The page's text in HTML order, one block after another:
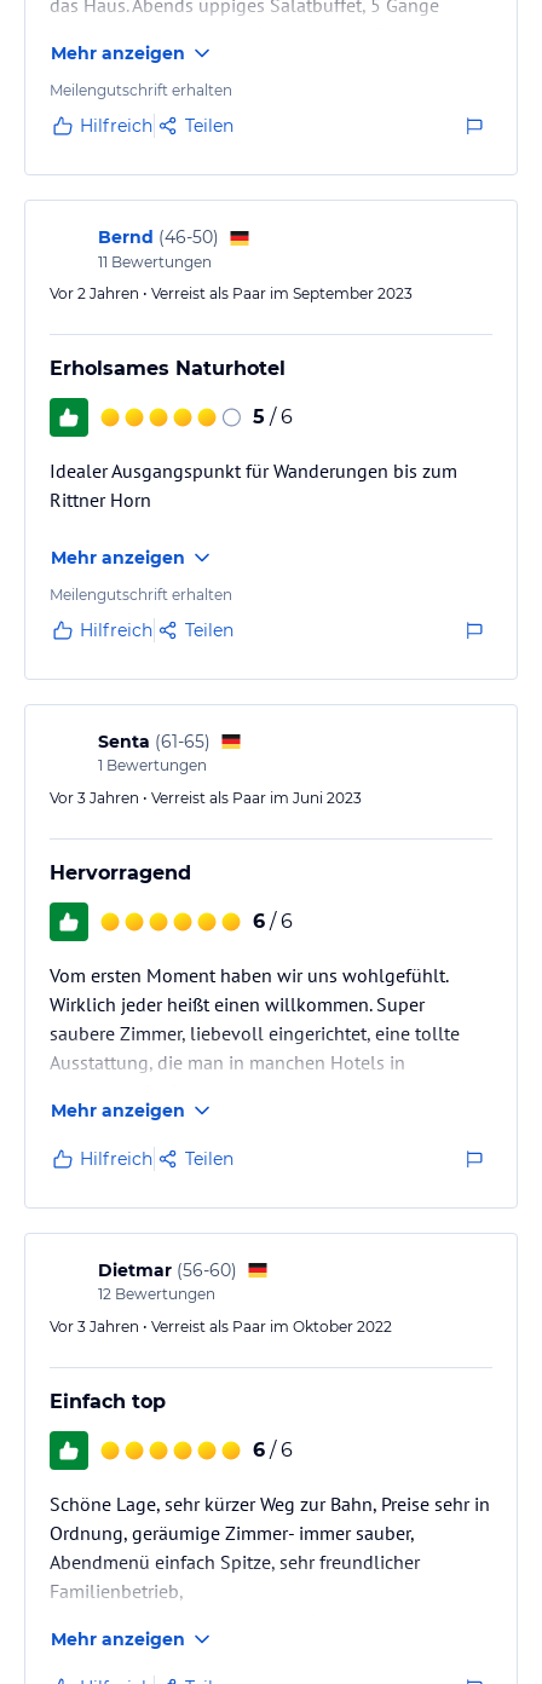
Mehr anzeigen
Meilengutschrift erhalten
Hilfreich Teilen
Bernd (46-50)
11 Bewertungen
Vor 2 Jahren • Verreist als Paar im September 2023
Erholsames Naturhotel
5 / 6
Idealer Ausgangspunkt für Wanderungen bis zum
Rittner Horn
Mehr anzeigen
Meilengutschrift erhalten
Hilfreich Teilen
Senta (61-65)
1 Bewertungen
Vor 3 Jahren • Verreist als Paar im Juni 2023
Hervorragend
6 / 6
Vom ersten Moment haben wir uns wohlgefühlt.
Wirklich jeder heißt einen willkommen. Super
saubere Zimmer, liebevoll eingerichtet, eine tollte
Ausstattung, die man in manchen Hotels in
muss. Top Frühstück mit selbstgemachten
Marmeladen und Honig aus eigener Produktion -
einfach nur wunderbar. Hervorragendes Essen,
aufmerksamer Service und der tolle Dachgarten mit
Whirlpool und Sauna machen die
Entspannungsmöglichkeiten perfekt. Danke an die
Familie Rinner und ihr…
Mehr anzeigen
Hilfreich Teilen
Dietmar (56-60)
12 Bewertungen
Vor 3 Jahren • Verreist als Paar im Oktober 2022
Einfach top
6 / 6
Schöne Lage, sehr kürzer Weg zur Bahn, Preise sehr in
Ordnung, geräumige Zimmer- immer sauber,
Abendmenü einfach Spitze, sehr freundlicher
Familienbetrieb,
nach Bozen, alles Kostenlos mit Südtirol Card
Mehr anzeigen